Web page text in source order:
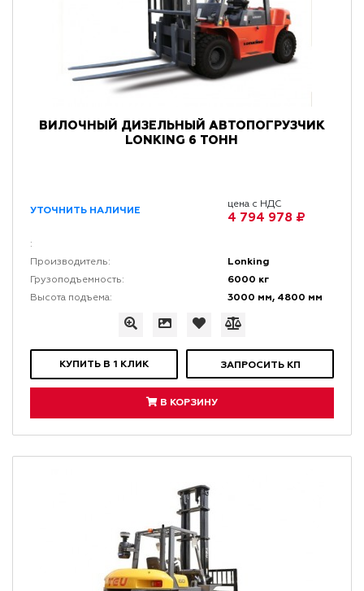
ВИЛОЧНЫЙ ДИЗЕЛЬНЫЙ АВТОПОГРУЗЧИК
LONKING 6 ТОНН
УТОЧНИТЬ НАЛИЧИЕ
цена с НДС
4 794 978 ₽
:
Производитель:
Lonking
Грузоподъемность: 6000 кг
Высота подъема: 3000 мм, 4800 мм
КУПИТЬ В 1 КЛИК ЗАПРОСИТЬ КП
В КОРЗИНУ